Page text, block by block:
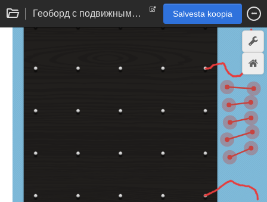
Геоборд с подвижными отрезками Salvesta koopia